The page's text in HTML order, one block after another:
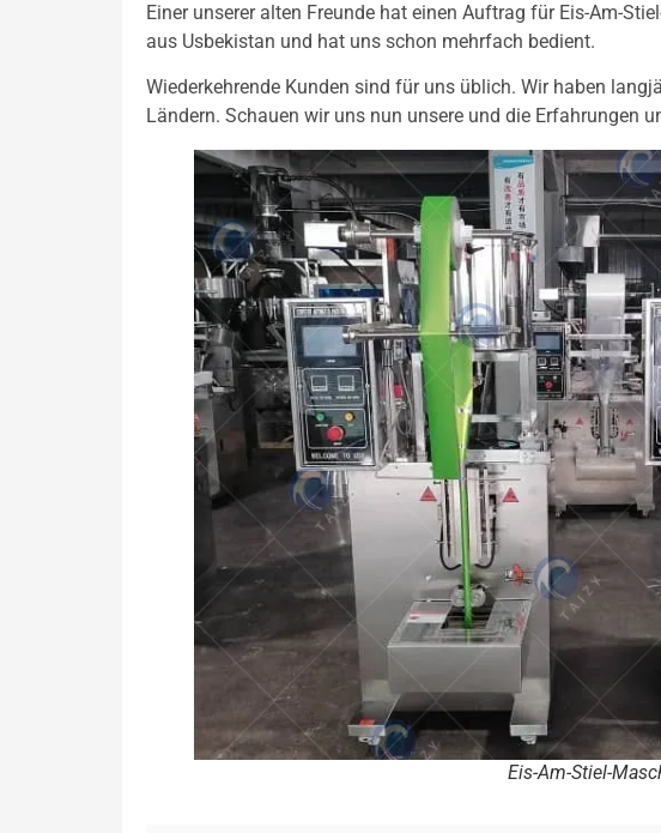
Einer unserer alten Freunde hat einen Auftrag für Eis-Am-
aus Usbekistan und hat uns schon mehrfach bedient.
Wiederkehrende Kunden sind für uns üblich. Wir haben
Ländern. Schauen wir uns nun unsere und die Erfahrungen
Eis-Am-Stiel-